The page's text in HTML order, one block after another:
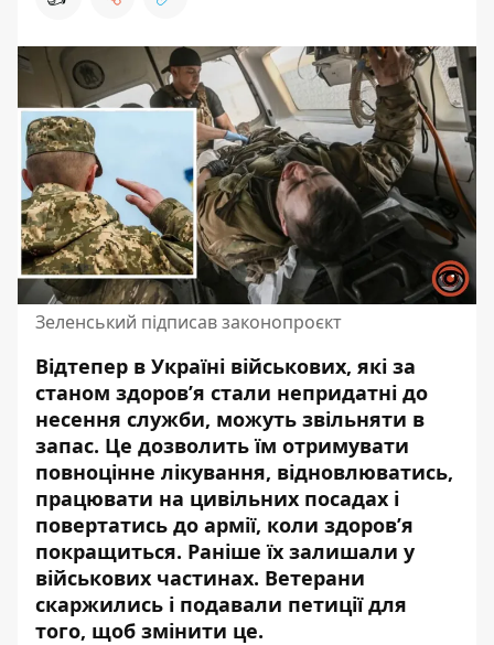
Зеленський підписав законопроєкт
Відтепер в Україні військових, які за
станом здоров’я стали непридатні до
несення служби, можуть звільняти в
запас. Це дозволить їм отримувати
повноцінне лікування, відновлюватись,
працювати на цивільних посадах і
повертатись до армії, коли здоров’я
покращиться. Раніше їх залишали у
військових частинах. Ветерани
скаржились і подавали петиції для
того, щоб змінити це.